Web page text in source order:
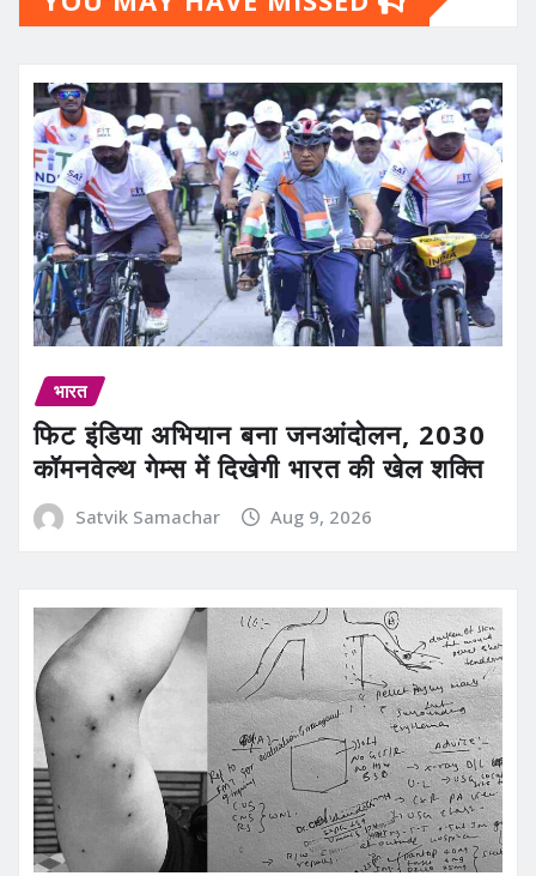
भारत
फिट इंडिया अभियान बना जनआंदोलन, 2030
कॉमनवेल्थ गेम्स में दिखेगी भारत की खेल शक्ति
Satvik Samachar Aug 9, 2026